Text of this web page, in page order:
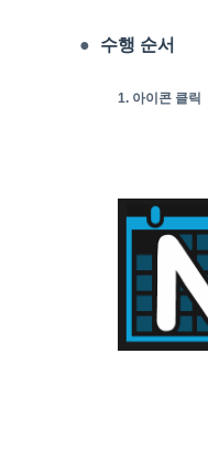
● 수행 순서
1. 아이콘 클릭